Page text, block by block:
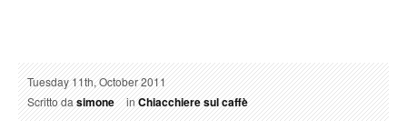
Tuesday 11th, October 2011
Scritto dasimone inChiacchiere sul caffè